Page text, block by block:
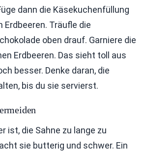
dann die Käsekuchenfüllung
Erdbeeren. Träufle die
oben drauf. Garniere die
Erdbeeren. Das sieht toll aus
besser. Denke daran, die
bis du sie servierst.
ist, die Sahne zu lange zu
sie butterig und schwer. Ein